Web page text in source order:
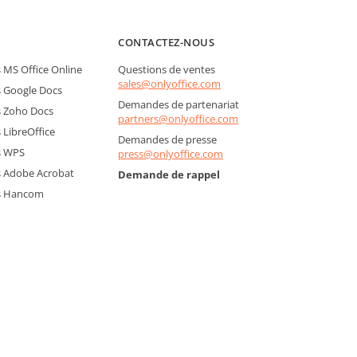
MS Office Online
Google Docs
Zoho Docs
LibreOffice
WPS
Adobe Acrobat
Hancom
CONTACTEZ-NOUS
Questions de ventes
sales@onlyoffice.com
Demandes de partenariat
partners@onlyoffice.com
Demandes de presse
press@onlyoffice.com
Demande de rappel